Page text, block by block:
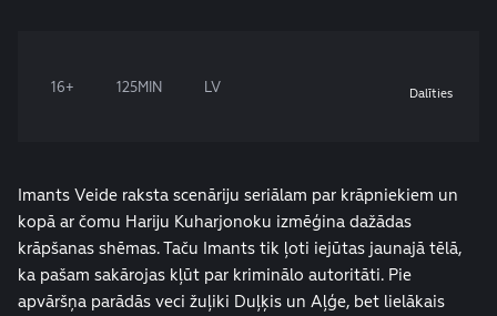
16+ 125MIN LV Dalīties
Imants Veide raksta scenāriju seriālam par krāpniekiem un
kopā ar čomu Hariju Kuharjonoku izmēģina dažādas
krāpšanas shēmas. Taču Imants tik ļoti iejūtas jaunajā tēlā,
ka pašam sakārojas kļūt par kriminālo autoritāti. Pie
apvāršņa parādās veci žuļiki Duļķis un Aļģe, bet lielākais